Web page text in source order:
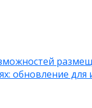
обновление для